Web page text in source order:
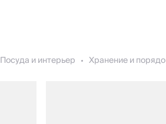
Посуда и интерьер Хранение и